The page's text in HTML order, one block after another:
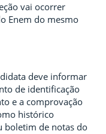
vai ocorrer
Enem do mesmo
deve informar
de identificação
e a comprovação
histórico
boletim de notas do